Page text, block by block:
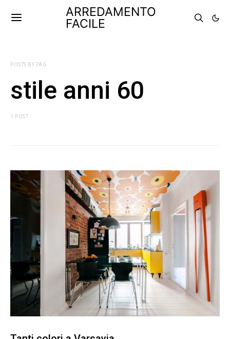
ARREDAMENTO
FACILE
POSTS BY TAG
stile anni 60
1 POST